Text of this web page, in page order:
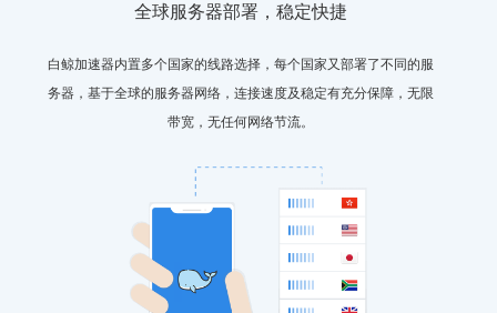
全球服务器部署，稳定快捷
白鲸加速器内置多个国家的线路选择，每个国家又部署了不同的服
务器，基于全球的服务器网络，连接速度及稳定有充分保障，无限
带宽，无任何网络节流。